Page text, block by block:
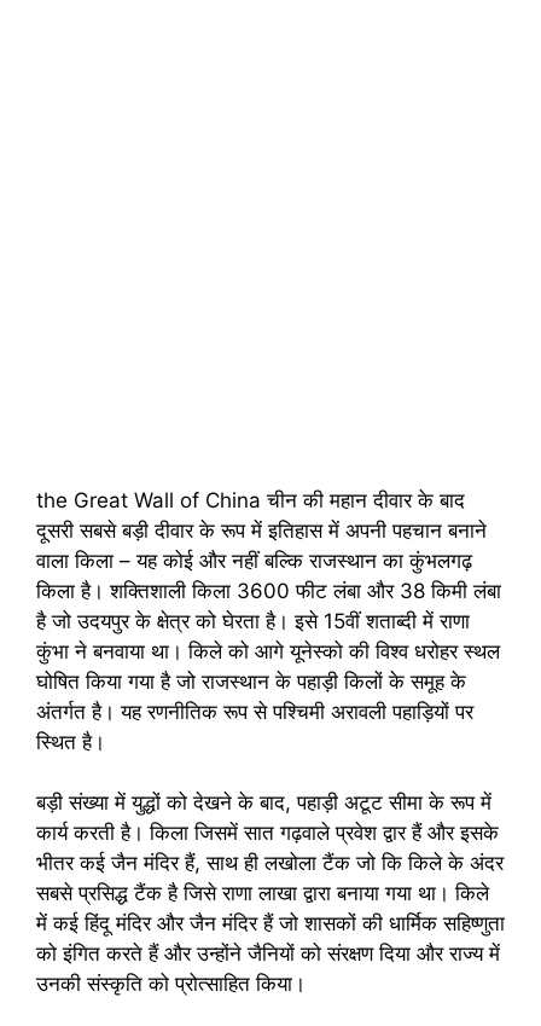
the Great Wall of China चीन की महान दीवार के बाद
दूसरी सबसे बड़ी दीवार के रूप में इतिहास में अपनी पहचान बनाने
वाला किला – यह कोई और नहीं बल्कि राजस्थान का कुंभलगढ़
किला है। शक्तिशाली किला 3600 फीट लंबा और 38 किमी लंबा
है जो उदयपुर के क्षेत्र को घेरता है। इसे 15वीं शताब्दी में राणा
कुंभा ने बनवाया था। किले को आगे यूनेस्को की विश्व धरोहर स्थल
घोषित किया गया है जो राजस्थान के पहाड़ी किलों के समूह के
अंतर्गत है। यह रणनीतिक रूप से पश्चिमी अरावली पहाड़ियों पर
स्थित है।
बड़ी संख्या में युद्धों को देखने के बाद, पहाड़ी अटूट सीमा के रूप में
कार्य करती है। किला जिसमें सात गढ़वाले प्रवेश द्वार हैं और इसके
भीतर कई जैन मंदिर हैं, साथ ही लखोला टैंक जो कि किले के अंदर
सबसे प्रसिद्ध टैंक है जिसे राणा लाखा द्वारा बनाया गया था। किले
में कई हिंदू मंदिर और जैन मंदिर हैं जो शासकों की धार्मिक सहिष्णुता
को इंगित करते हैं और उन्होंने जैनियों को संरक्षण दिया और राज्य में
उनकी संस्कृति को प्रोत्साहित किया।